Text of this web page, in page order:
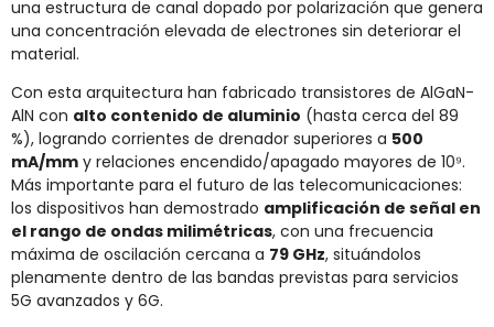
una estructura de canal dopado por polarización que genera
una concentración elevada de electrones sin deteriorar el
material.
Con esta arquitectura han fabricado transistores de AlGaN-
AlN con alto contenido de aluminio (hasta cerca del 89
%), logrando corrientes de drenador superiores a 500
mA/mm y relaciones encendido/apagado mayores de 10⁹.
Más importante para el futuro de las telecomunicaciones:
los dispositivos han demostrado amplificación de señal en
el rango de ondas milimétricas, con una frecuencia
máxima de oscilación cercana a 79 GHz, situándolos
plenamente dentro de las bandas previstas para servicios
5G avanzados y 6G.